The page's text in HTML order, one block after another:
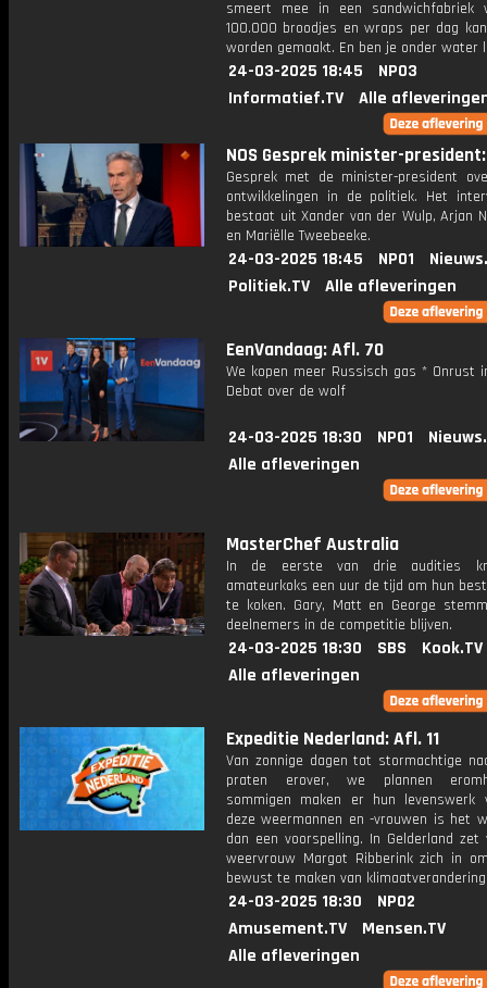
smeert mee in een sandwichfabriek
100.000 broodjes en wraps per dag
worden gemaakt. En ben je onder water
24-03-2025 18:45
NPO3
Informatief.TV
Alle
NOS Gesprek minister-
Gesprek met de minister-president
ontwikkelingen in de politiek. Het
bestaat uit Xander van der Wulp, Arjan
en Mariëlle Tweebeeke.
24-03-2025 18:45 NPO1
Politiek.TV
Alle afleveringen
EenVandaag: Afl. 70
We kopen meer Russisch gas * Onrust
Debat over de wolf
24-03-2025 18:30 NPO1
Alle afleveringen
MasterChef Australia
In de eerste van drie audities
amateurkoks een uur de tijd om hun
te koken. Gary, Matt en George
deelnemers in de competitie blijven.
24-03-2025 18:30 SBS
Kook.TV
Alle afleveringen
Expeditie Nederland: Afl. 11
Van zonnige dagen tot stormachtige
praten erover, we plannen
sommigen maken er hun levenswerk
deze weermannen en -vrouwen is het
dan een voorspelling. In Gelderland zet
weervrouw Margot Ribberink zich in
bewust te maken van
24-03-2025 18:30
NPO2
Amusement.TV
Mensen.TV
Alle afleveringen